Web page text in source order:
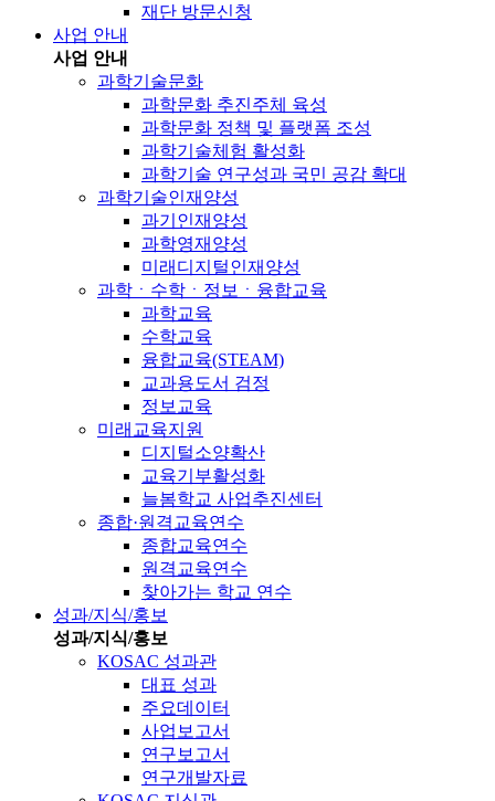
재단 방문신청
사업 안내
사업 안내
과학기술문화
과학문화 추진주체 육성
과학문화 정책 및 플랫폼 조성
과학기술체험 활성화
과학기술 연구성과 국민 공감 확대
과학기술인재양성
과기인재양성
과학영재양성
미래디지털인재양성
과학ㆍ수학ㆍ정보ㆍ융합교육
과학교육
수학교육
융합교육(STEAM)
교과용도서 검정
정보교육
미래교육지원
디지털소양확산
교육기부활성화
늘봄학교 사업추진센터
종합·원격교육연수
종합교육연수
원격교육연수
찾아가는 학교 연수
성과/지식/홍보
성과/지식/홍보
KOSAC 성과관
대표 성과
주요데이터
사업보고서
연구보고서
연구개발자료